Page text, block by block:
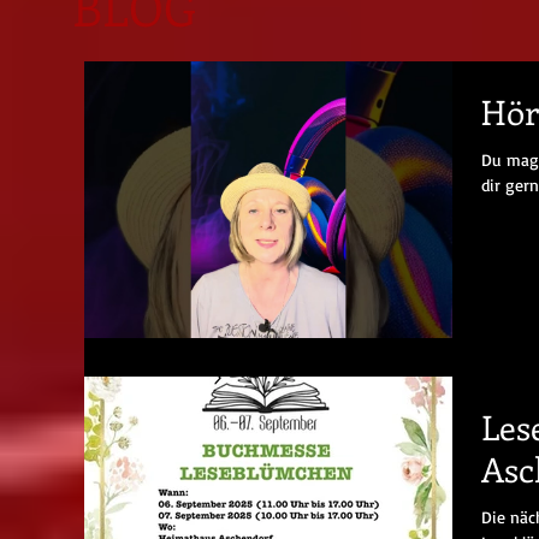
Du
dir gern
Die